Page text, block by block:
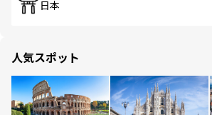
日本
人気スポット